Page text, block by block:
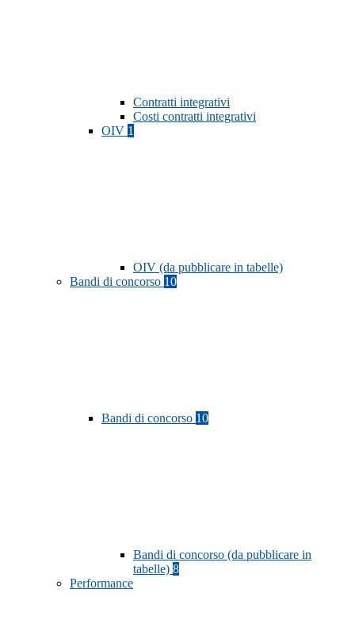
Contratti integrativi
Costi contratti integrativi
OIV 1
OIV (da pubblicare in tabelle)
Bandi di concorso 10
Bandi di concorso 10
Bandi di concorso (da pubblicare in
tabelle) 8
Performance